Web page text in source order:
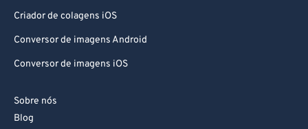
Criador de colagens iOS
Conversor de imagens Android
Conversor de imagens iOS
Sobre nós
Blog